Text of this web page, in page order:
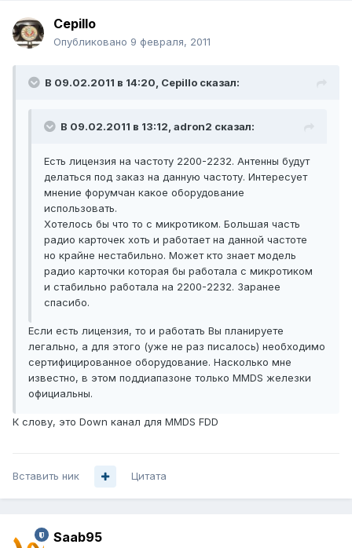
Cepillo
Опубликовано 9 февраля, 2011
В 09.02.2011 в 14:20, Cepillo сказал:
В 09.02.2011 в 13:12, adron2 сказал:
Есть лицензия на частоту 2200-2232. Антенны будут
делаться под заказ на данную частоту. Интересует
мнение форумчан какое оборудование
использовать.
Хотелось бы что то с микротиком. Большая часть
радио карточек хоть и работает на данной частоте
но крайне нестабильно. Может кто знает модель
радио карточки которая бы работала с микротиком
и стабильно работала на 2200-2232. Заранее
спасибо.
Если есть лицензия, то и работать Вы планируете
легально, а для этого (уже не раз писалось) необходимо
сертифицированное оборудование. Насколько мне
известно, в этом поддиапазоне только MMDS железки
официальны.
К слову, это Down канал для MMDS FDD
Вставить ник Цитата
Saab95